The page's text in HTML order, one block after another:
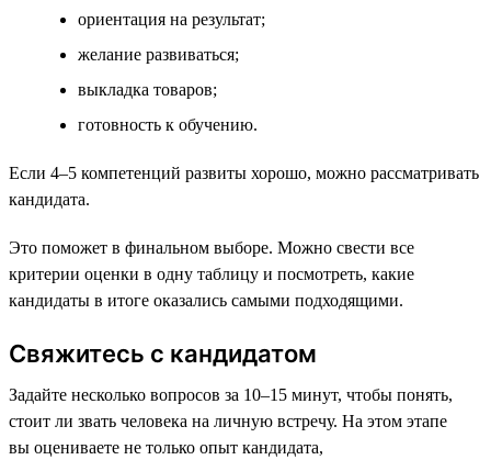
ориентация на результат;
желание развиваться;
выкладка товаров;
готовность к обучению.
Если 4–5 компетенций развиты хорошо, можно рассматривать
кандидата.
Это поможет в финальном выборе. Можно свести все
критерии оценки в одну таблицу и посмотреть, какие
кандидаты в итоге оказались самыми подходящими.
Свяжитесь с кандидатом
Задайте несколько вопросов за 10–15 минут, чтобы понять,
стоит ли звать человека на личную встречу. На этом этапе
вы оцениваете не только опыт кандидата,